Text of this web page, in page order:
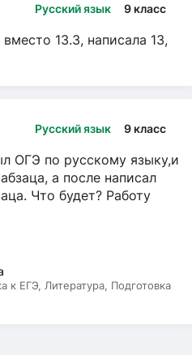
Русский язык 9 класс
13.3, написала 13,
Русский язык 9 класс
ОГЭ по русскому языку,и
а после написал
Что будет? Работу
к ЕГЭ, Литература, Подготовка